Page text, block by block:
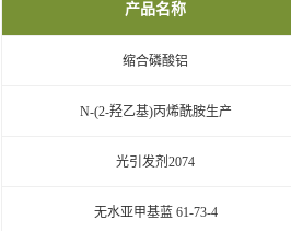
产品名称
缩合磷酸铝
N-(2-羟乙基)丙烯酰胺生产
光引发剂2074
无水亚甲基蓝 61-73-4